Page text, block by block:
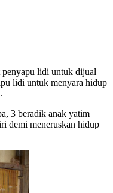
penyapu lidi untuk dijual
lidi untuk menyara hidup
3 beradik anak yatim
demi meneruskan hidup